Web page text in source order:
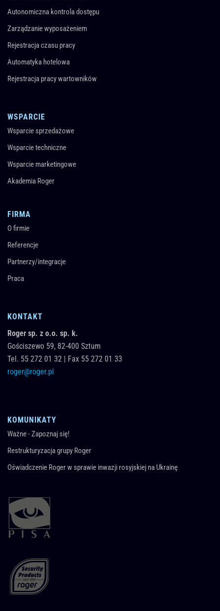
Autonomiczna kontrola dostępu
Zarządzanie wyposażeniem
Rejestracja czasu pracy
Automatyka hotelowa
Rejestracja pracy wartowników
WSPARCIE
Wsparcie sprzedażowe
Wsparcie techniczne
Wsparcie marketingowe
Akademia Roger
FIRMA
O firmie
Referencje
Partnerzy/integracje
Praca
KONTAKT
Roger sp. z o.o. sp. k.
Gościszewo 59, 82-400 Sztum
Tel. 55 272 01 32 | Fax 55 272 01 33
roger@roger.pl
KOMUNIKATY
Ważne - Zapoznaj się!
Restrukturyzacja grupy Roger
Oświadczenie Roger w sprawie inwazji rosyjskiej na Ukrainę